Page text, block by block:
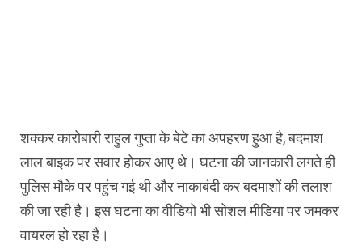
शक्कर कारोबारी राहुल गुप्ता के बेटे का अपहरण हुआ है, बदमाश
लाल बाइक पर सवार होकर आए थे। घटना की जानकारी लगते ही
पुलिस मौके पर पहुंच गई थी और नाकाबंदी कर बदमाशों की तलाश
की जा रही है। इस घटना का वीडियो भी सोशल मीडिया पर जमकर
वायरल हो रहा है।